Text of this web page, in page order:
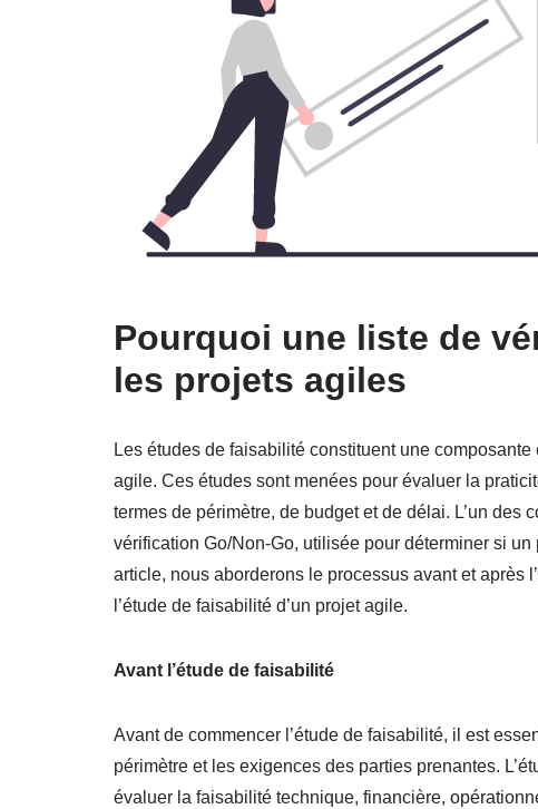
Pourquoi une liste de
les projets agiles
Les études de faisabilité constituent une
agile. Ces études sont menées pour évaluer la
termes de périmètre, de budget et de délai. L’un des
vérification Go/Non-Go, utilisée pour déterminer si
article, nous aborderons le processus avant et après
l’étude de faisabilité d’un projet agile.
Avant l’étude de faisabilité
Avant de commencer l’étude de faisabilité, il est
périmètre et les exigences des parties prenantes.
évaluer la faisabilité technique, financière,